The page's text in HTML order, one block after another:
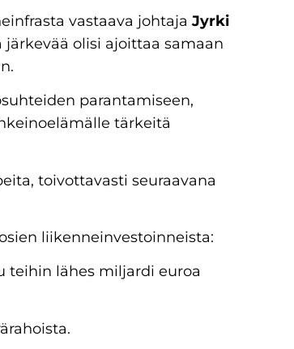
vastaava johtajaJyrki
järkevää olisi ajoittaa samaan
parantamiseen,
tärkeitä
toivottavasti seuraavana
liikenneinvestoinneista:
teihin lähes miljardi euroa